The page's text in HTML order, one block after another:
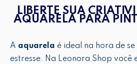
LIBERTE SUA
AQUARELA PARA
A aquarela é ideal na hora de
estresse. Na Leonora Shop você